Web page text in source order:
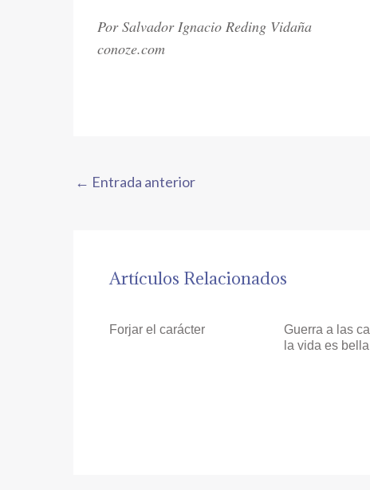
Por Salvador Ignacio Reding Vidaña
conoze.com
← Entrada anterior
Artículos Relacionados
Forjar el carácter
Guerra a las
la vida es bella